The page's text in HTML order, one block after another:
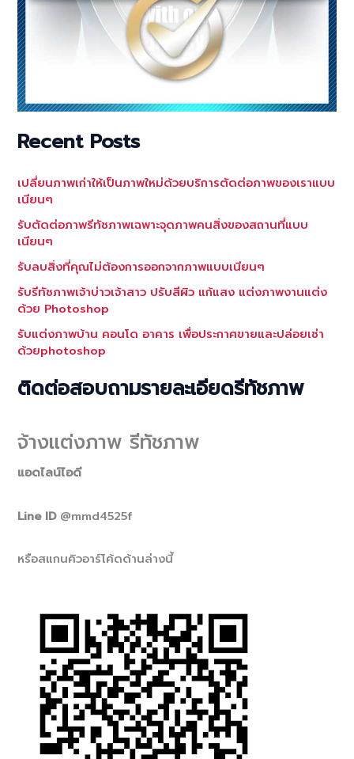
Recent Posts
เปลี่ยนภาพเก่าให้เป็นภาพใหม่ด้วยบริการตัดต่อภาพของเราแบบ
เนียนๆ
รับตัดต่อภาพรีทัชภาพเฉพาะจุดภาพคนสิ่งของสถานที่แบบ
เนียนๆ
รับลบสิ่งที่คุณไม่ต้องการออกจากภาพแบบเนียนๆ
รับรีทัชภาพเจ้าบ่าวเจ้าสาว ปรับสีผิว แก้แสง แต่งภาพงานแต่ง
ด้วย Photoshop
รับแต่งภาพบ้าน คอนโด อาคาร เพื่อประกาศขายและปล่อยเช่า
ด้วยphotoshop
ติดต่อสอบถามรายละเอียดรีทัชภาพ
จ้างแต่งภาพ รีทัชภาพ
แอดไลน์ไอดี
Line ID @mmd4525f
หรือสแกนคิวอาร์โค้ดด้านล่างนี้